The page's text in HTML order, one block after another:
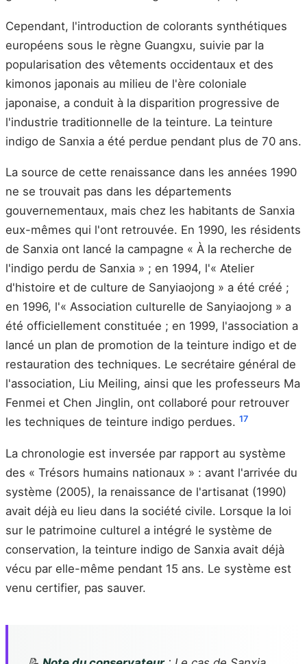
Cependant, l'introduction de colorants synthétiques
européens sous le règne Guangxu, suivie par la
popularisation des vêtements occidentaux et des
kimonos japonais au milieu de l'ère coloniale
japonaise, a conduit à la disparition progressive de
l'industrie traditionnelle de la teinture. La teinture
indigo de Sanxia a été perdue pendant plus de 70 ans.
La source de cette renaissance dans les années 1990
ne se trouvait pas dans les départements
gouvernementaux, mais chez les habitants de Sanxia
eux-mêmes qui l'ont retrouvée. En 1990, les résidents
de Sanxia ont lancé la campagne « À la recherche de
l'indigo perdu de Sanxia » ; en 1994, l'« Atelier
d'histoire et de culture de Sanyiaojong » a été créé ;
en 1996, l'« Association culturelle de Sanyiaojong » a
été officiellement constituée ; en 1999, l'association a
lancé un plan de promotion de la teinture indigo et de
restauration des techniques. Le secrétaire général de
l'association, Liu Meiling, ainsi que les professeurs Ma
Fenmei et Chen Jinglin, ont collaboré pour retrouver
les techniques de teinture indigo perdues. 17
La chronologie est inversée par rapport au système
des « Trésors humains nationaux » : avant l'arrivée du
système (2005), la renaissance de l'artisanat (1990)
avait déjà eu lieu dans la société civile. Lorsque la loi
sur le patrimoine culturel a intégré le système de
conservation, la teinture indigo de Sanxia avait déjà
vécu par elle-même pendant 15 ans. Le système est
venu certifier, pas sauver.